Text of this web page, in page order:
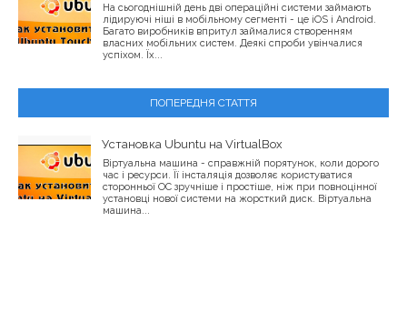
На сьогоднішній день дві операційні системи займають
лідируючі ніші в мобільному сегменті - це iOS і Android.
Багато виробників впритул займалися створенням
власних мобільних систем. Деякі спроби увінчалися
успіхом. Їх...
ПОПЕРЕДНЯ СТАТТЯ
Установка Ubuntu на VirtualBox
Віртуальна машина - справжній порятунок, коли дорого
час і ресурси. Її інсталяція дозволяє користуватися
сторонньої ОС зручніше і простіше, ніж при повноцінної
установці нової системи на жорсткий диск. Віртуальна
машина...